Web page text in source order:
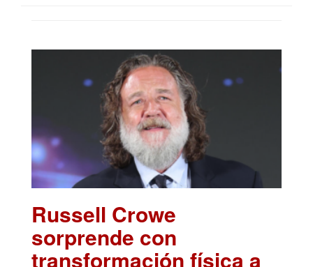
Russell Crowe
sorprende con
transformación física a